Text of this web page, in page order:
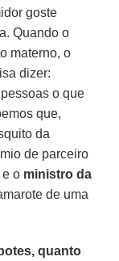
goste
Quando o
materno, o
dizer:
o que
que,
da
de parceiro
e o ministro da
de uma
quanto